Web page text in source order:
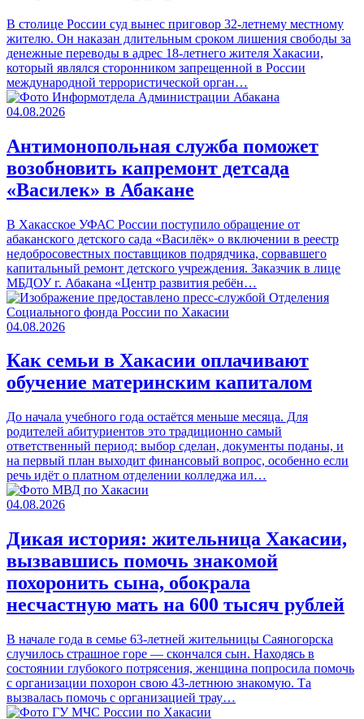
В столице России суд вынес приговор 32-летнему местному
жителю. Он наказан длительным сроком лишения свободы за
денежные переводы в адрес 18-летнего жителя Хакасии,
который являлся сторонником запрещенной в России
международной террористической орган…
04.08.2026
Антимонопольная служба поможет
возобновить капремонт детсада
«Василек» в Абакане
В Хакасское УФАС России поступило обращение от
абаканского детского сада «Василёк» о включении в реестр
недобросовестных поставщиков подрядчика, сорвавшего
капитальный ремонт детского учреждения. Заказчик в лице
МБДОУ г. Абакана «Центр развития ребён…
04.08.2026
Как семьи в Хакасии оплачивают
обучение материнским капиталом
До начала учебного года остаётся меньше месяца. Для
родителей абитуриентов это традиционно самый
ответственный период: выбор сделан, документы поданы, и
на первый план выходит финансовый вопрос, особенно если
речь идёт о платном отделении колледжа ил…
04.08.2026
Дикая история: жительница Хакасии,
вызвавшись помочь знакомой
похоронить сына, обокрала
несчастную мать на 600 тысяч рублей
В начале года в семье 63-летней жительницы Саяногорска
случилось страшное горе — скончался сын. Находясь в
состоянии глубокого потрясения, женщина попросила помочь
с организации похорон свою 43-летнюю знакомую. Та
вызвалась помочь с организацией трау…